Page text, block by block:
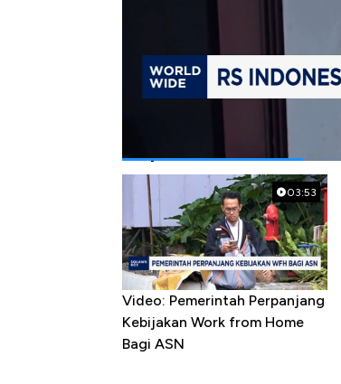
Popular Videos
03:53
Video: Pemerintah Perpanjang
Kebijakan Work from Home
Bagi ASN